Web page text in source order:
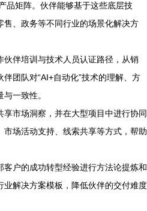
品矩阵。伙伴能够基于这些底层技
、政务等不同行业的场景化解决方
伙伴培训与技术人员认证路径，从销
团队对“AI+自动化”技术的理解、方
一致性。
享市场洞察，并在大型项目中进行协同
场活动支持、线索共享等方式，帮助
客户的成功转型经验进行方法论提炼和
业解决方案模板，降低伙伴的交付难度